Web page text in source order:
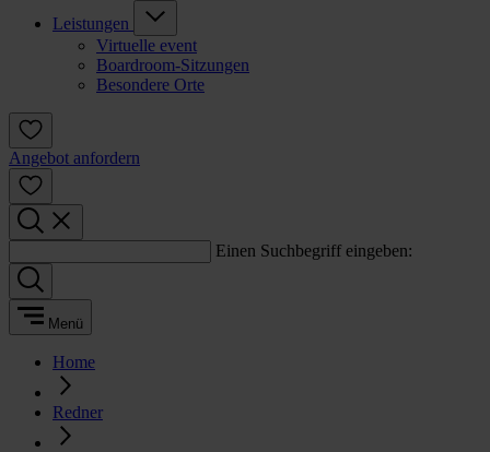
Leistungen
Virtuelle event
Boardroom-Sitzungen
Besondere Orte
Angebot anfordern
Einen Suchbegriff eingeben:
Menü
Home
Redner